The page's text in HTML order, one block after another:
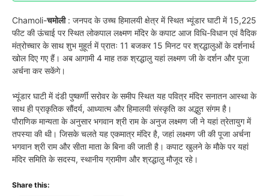
Chamoli-चमोली: जनपद के उच्च हिमालयी क्षेत्र में स्थित भ्यूंडार घाटी में 15,225
फीट की ऊंचाई पर स्थित लोकपाल लक्ष्मण मंदिर के कपाट आज विधि-विधान एवं वैदिक
मंत्रोच्चार के साथ शुभ मुहूर्त में प्रातः 11 बजकर 15 मिनट पर श्रद्धालुओं के दर्शनार्थ
खोल दिए गए हैं। अब आगामी 4 माह तक श्रद्धालु यहां लक्ष्मण जी के दर्शन और पूजा
अर्चना कर सकेंगे।
भ्यूंडार घाटी में दंडी पुष्कर्णी सरोवर के समीप स्थित यह पवित्र मंदिर सनातन आस्था के
साथ ही प्राकृतिक सौंदर्य, आध्यात्म और हिमालयी संस्कृति का अद्भुत संगम है।
पौराणिक मान्यता के अनुसार भगवान श्री राम के अनुज लक्ष्मण जी ने यहां त्रेतायुग में
तपस्या की थी। जिसके चलते यह एकमात्र मंदिर है, जहां लक्ष्मण जी की पूजा अर्चना
भगवान श्री राम और सीता माता के बिना की जाती है। कपाट खुलने के मौके पर यहां
मंदिर समिति के सदस्य, स्थानीय ग्रामीण और श्रद्धालु मौजूद रहे।
Share this: